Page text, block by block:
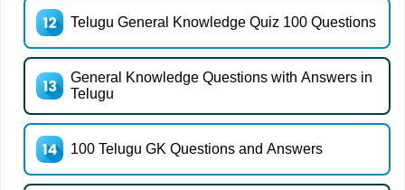
Telugu General Knowledge Quiz 100 Questions
General Knowledge Questions with Answers in
Telugu
100 Telugu GK Questions and Answers